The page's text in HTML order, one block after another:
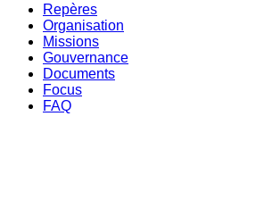
Repères
Organisation
Missions
Gouvernance
Documents
Focus
FAQ